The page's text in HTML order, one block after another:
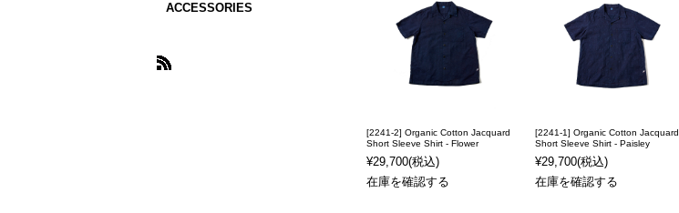
[2241-2] Organic Cotton Jacquard
Short Sleeve Shirt - Flower
¥29,700(税込)
在庫を確認する
[2241-1] Organic Cotton Jacquard
Short Sleeve Shirt - Paisley
¥29,700(税込)
在庫を確認する
ACCESSORIES